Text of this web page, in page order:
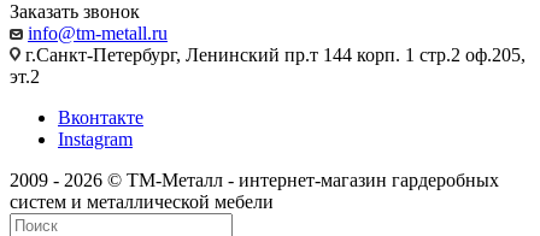
Заказать звонок
info@tm-metall.ru
г.Санкт-Петербург, Ленинский пр.т 144 корп. 1 стр.2 оф.205,
эт.2
Вконтакте
Instagram
2009 - 2026 © ТМ-Металл - интернет-магазин гардеробных
систем и металлической мебели